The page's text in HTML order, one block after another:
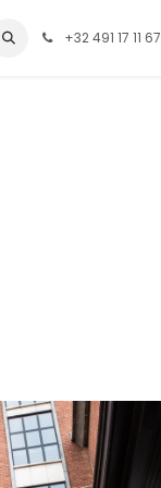
+32 491 17 11 67